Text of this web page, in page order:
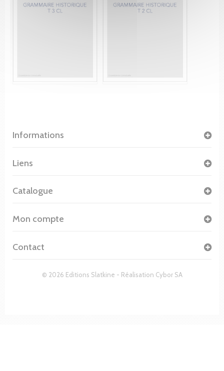
Informations
© 2026 Editions Slatkine - Réalisation Cybor SA
Liens
Catalogue
Mon compte
Contact